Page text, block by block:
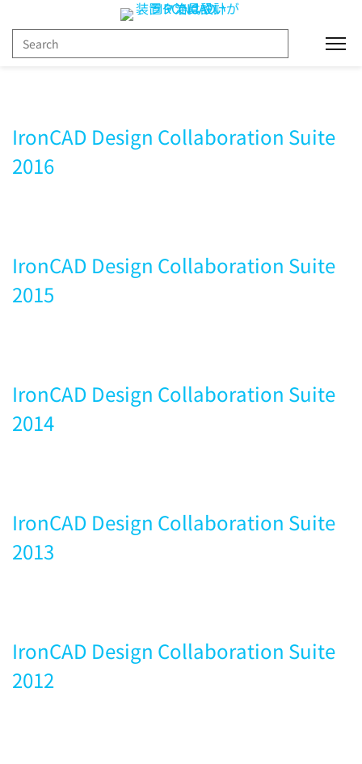
新機能
IronCAD Design Collaboration Suite
2016
IronCAD Design Collaboration Suite
2015
IronCAD Design Collaboration Suite
2014
IronCAD Design Collaboration Suite
2013
IronCAD Design Collaboration Suite
2012